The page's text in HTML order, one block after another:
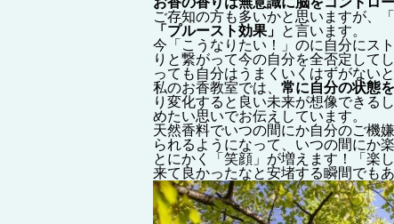
ご存知の方も多いかと思いますが、
「プルースト効果」 と言います。
今「こうなりたい！」のに自分にス
りと繋がって今の自分を全否定して
っても自分はうまくいくはずがない
私のお香教室では、 常に自分の状態
り変化すると良い未来が想像できる
めたい思いでお伝えしています。
天然香料でいつの間にか自分のご機
られるようになって、いつの間にか
とにかく「笑顔」が増えます！「楽
来て良かったなと安堵する瞬間でもあ